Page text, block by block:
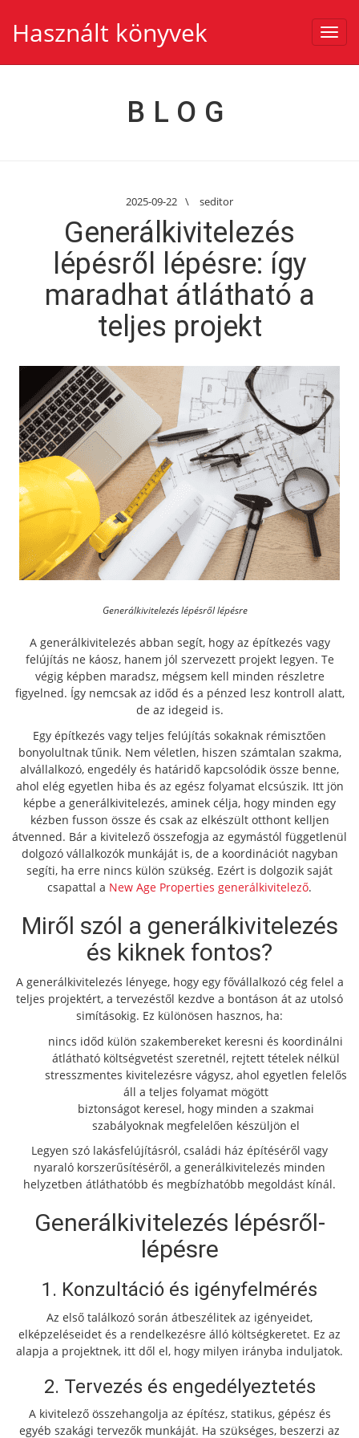
Használt könyvek
BLOG
2025-09-22 \ seditor
Generálkivitelezés
lépésről lépésre: így
maradhat átlátható a
teljes projekt
Generálkivitelezés lépésről lépésre
A generálkivitelezés abban segít, hogy az építkezés vagy
felújítás ne káosz, hanem jól szervezett projekt legyen. Te
végig képben maradsz, mégsem kell minden részletre
figyelned. Így nemcsak az időd és a pénzed lesz kontroll alatt,
de az idegeid is.
Egy építkezés vagy teljes felújítás sokaknak rémisztően
bonyolultnak tűnik. Nem véletlen, hiszen számtalan szakma,
alvállalkozó, engedély és határidő kapcsolódik össze benne,
ahol elég egyetlen hiba és az egész folyamat elcsúszik. Itt jön
képbe a generálkivitelezés, aminek célja, hogy minden egy
kézben fusson össze és csak az elkészült otthont kelljen
átvenned. Bár a kivitelező összefogja az egymástól függetlenül
dolgozó vállalkozók munkáját is, de a koordinációt nagyban
segíti, ha erre nincs külön szükség. Ezért is dolgozik saját
csapattal a New Age Properties generálkivitelező.
Miről szól a generálkivitelezés
és kiknek fontos?
A generálkivitelezés lényege, hogy egy fővállalkozó cég felel a
teljes projektért, a tervezéstől kezdve a bontáson át az utolsó
simításokig. Ez különösen hasznos, ha:
nincs időd külön szakembereket keresni és koordinálni
átlátható költségvetést szeretnél, rejtett tételek nélkül
stresszmentes kivitelezésre vágysz, ahol egyetlen felelős
áll a teljes folyamat mögött
biztonságot keresel, hogy minden a szakmai
szabályoknak megfelelően készüljön el
Legyen szó lakásfelújításról, családi ház építéséről vagy
nyaraló korszerűsítéséről, a generálkivitelezés minden
helyzetben átláthatóbb és megbízhatóbb megoldást kínál.
Generálkivitelezés lépésről-
lépésre
1. Konzultáció és igényfelmérés
Az első találkozó során átbeszélitek az igényeidet,
elképzeléseidet és a rendelkezésre álló költségkeretet. Ez az
alapja a projektnek, itt dől el, hogy milyen irányba induljatok.
2. Tervezés és engedélyeztetés
A kivitelező összehangolja az építész, statikus, gépész és
egyéb szakági tervezők munkáját. Ha szükséges, beszerzi az